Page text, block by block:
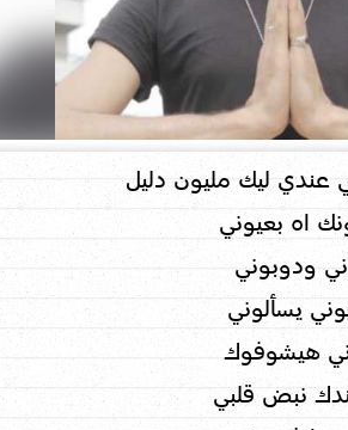
عندي ليك مليون دليل
اه بعيوني
ودوبوني
يسألوني
هيشوفوك
نبض قلبي